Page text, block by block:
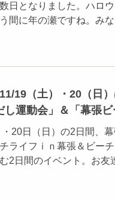
日となりました。ハロ
間に年の瀬ですね。み
19（土）・20（日
し運動会」＆「幕張
20日（日）の2日間、
ライフｉｎ幕張＆ビー
2日間のイベント。お